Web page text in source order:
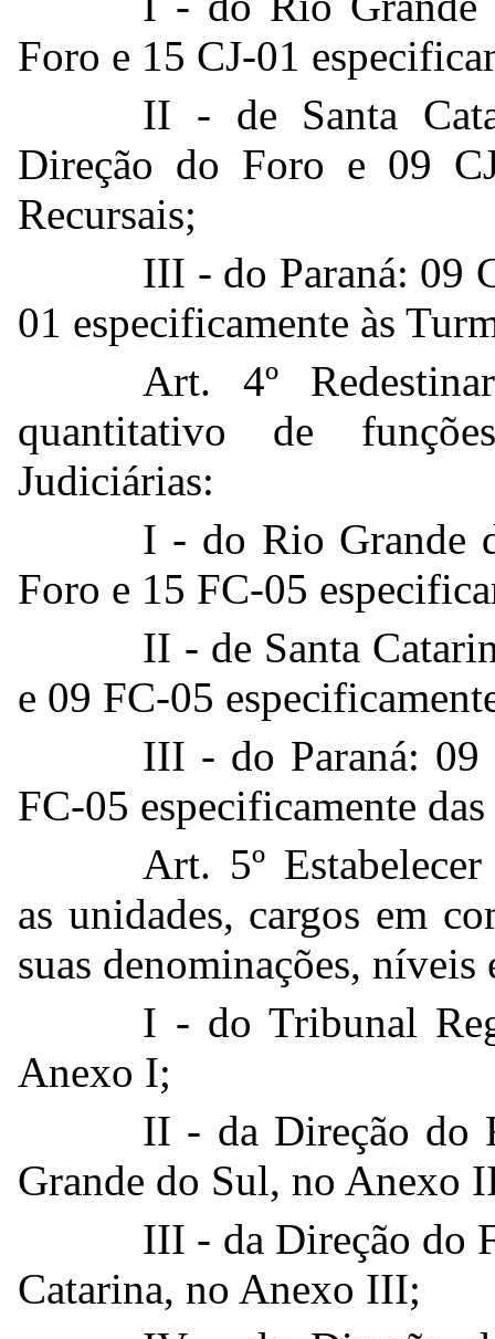
Foro e 15 CJ-01
II - de Santa
Direção do Foro e 09
Recursais;
III - do Paraná: 09
01 especificamente às
Art. 4º
quantitativo de
Judiciárias:
I - do Rio Grande
Foro e 15 FC-05
II - de Santa
e 09 FC-05
III - do Paraná: 09
FC-05 especificamente
Art. 5º
as unidades, cargos em
suas denominações, níveis
I - do Tribunal
Anexo I;
II - da Direção do
Grande do Sul, no Anexo
III - da Direção do
Catarina, no Anexo III;